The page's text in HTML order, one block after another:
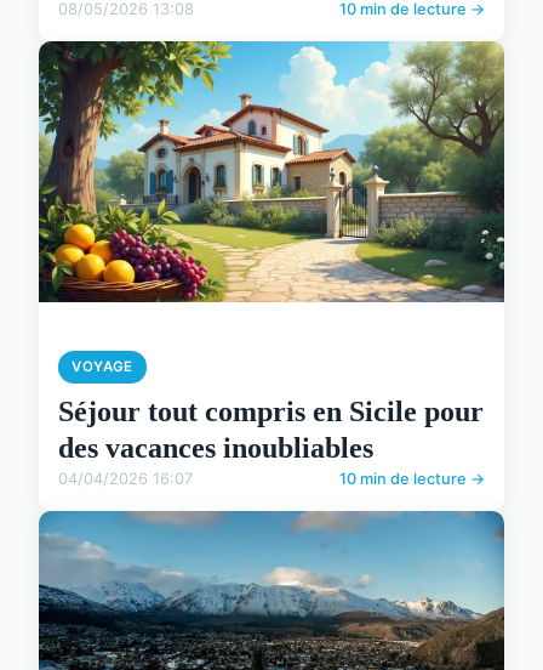
08/05/2026 13:08 10 min de lecture →
VOYAGE
Séjour tout compris en Sicile pour
des vacances inoubliables
04/04/2026 16:07 10 min de lecture →